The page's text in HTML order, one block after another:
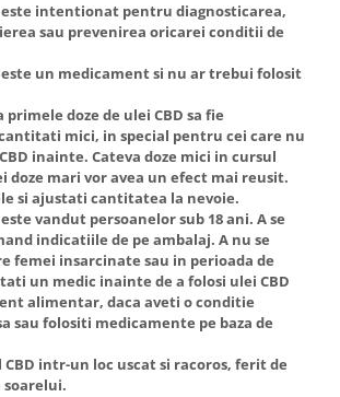
este intentionat pentru diagnosticarea,
sau prevenirea oricarei conditii de
un medicament si nu ar trebui folosit
primele doze de ulei CBD sa fie
mici, in special pentru cei care nu
inainte. Cateva doze mici in cursul
doze mari vor avea un efect mai reusit.
si ajustati cantitatea la nevoie.
vandut persoanelor sub 18 ani. A se
indicatiile de pe ambalaj. A nu se
femei insarcinate sau in perioada de
un medic inainte de a folosi ulei CBD
alimentar, daca aveti o conditie
sau folositi medicamente pe baza de
intr-un loc uscat si racoros, ferit de